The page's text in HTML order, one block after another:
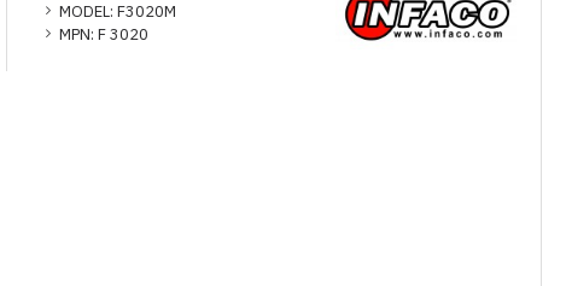
MODEL: F3020M
MPN: F 3020